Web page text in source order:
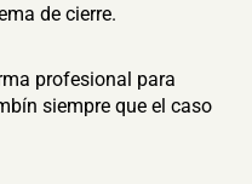
de cierre.
profesional para
siempre que el caso